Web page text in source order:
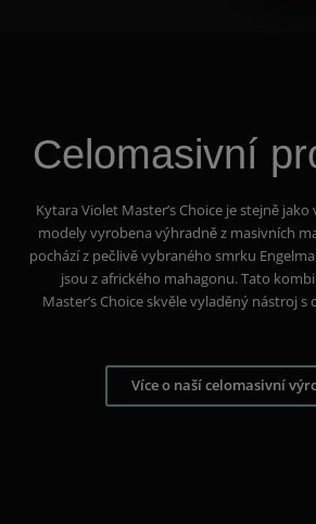
Celomasivní
Kytara Violet Master’s Choice je stejně
modely vyrobena výhradně z masivních
pochází z pečlivě vybraného smrku
jsou z afrického mahagonu. Tato
Master’s Choice skvěle vyladěný nástroj
Více o naší celomasivní